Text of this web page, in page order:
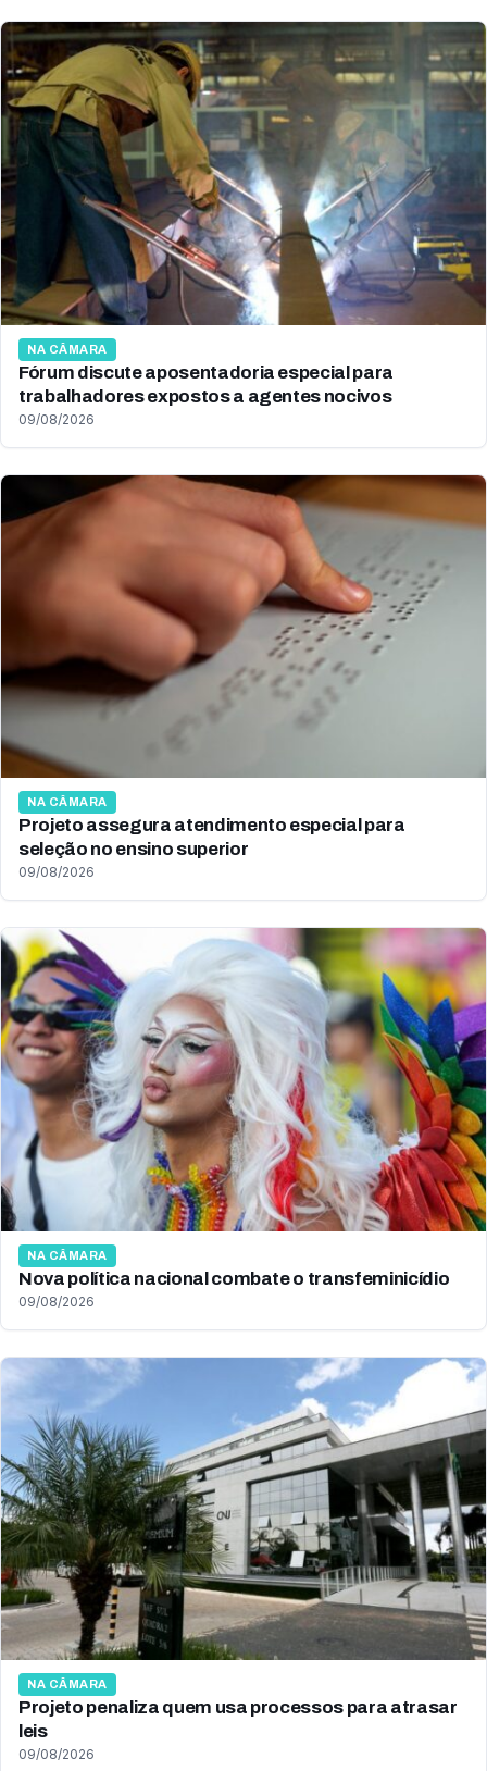
NA CÂMARA
Fórum discute aposentadoria especial para
trabalhadores expostos a agentes nocivos
09/08/2026
NA CÂMARA
Projeto assegura atendimento especial para
seleção no ensino superior
09/08/2026
NA CÂMARA
Nova política nacional combate o transfeminicídio
09/08/2026
NA CÂMARA
Projeto penaliza quem usa processos para atrasar
leis
09/08/2026